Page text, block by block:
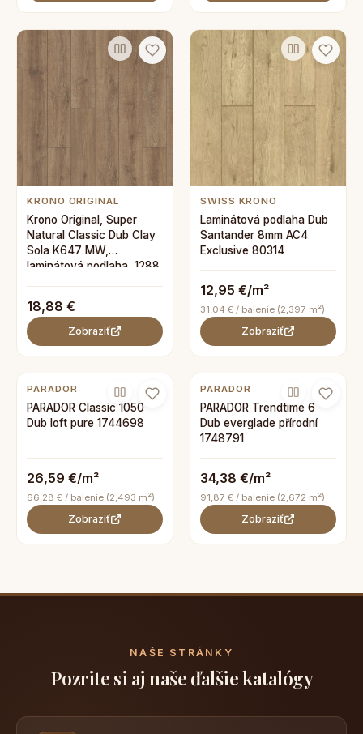
KRONO ORIGINAL
Krono Original, Super
Natural Classic Dub Clay
Sola K647 MW,
laminátová podlaha, 1288
18,88 €
Zobraziť
SWISS KRONO
Laminátová podlaha Dub
Santander 8mm AC4
Exclusive 80314
12,95 €/m²
31,04 € / balenie (2,397 m²)
Zobraziť
PARADOR
PARADOR Classic 1050
Dub loft pure 1744698
26,59 €/m²
66,28 € / balenie (2,493 m²)
Zobraziť
PARADOR
PARADOR Trendtime 6
Dub everglade přírodní
1748791
34,38 €/m²
91,87 € / balenie (2,672 m²)
Zobraziť
NAŠE STRÁNKY
Pozrite si aj naše ďalšie katalógy